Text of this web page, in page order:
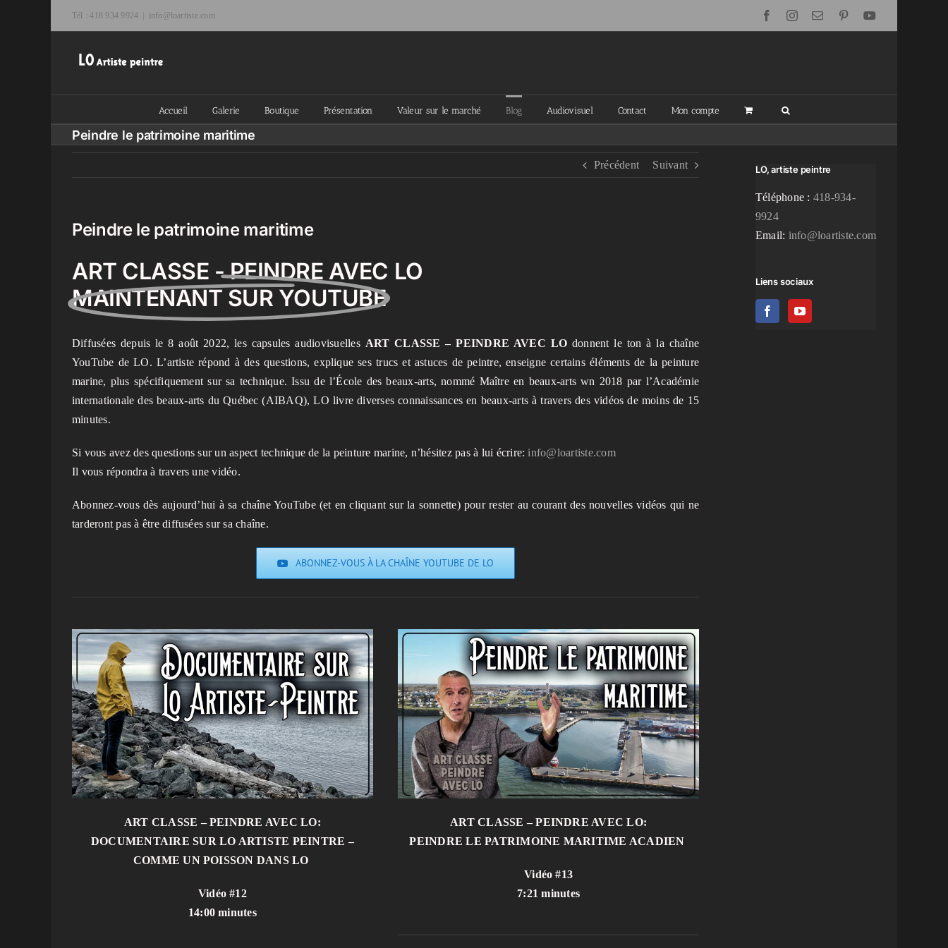
Tél : 418 934 9924 info@loartiste.com FacebookInstagram
Email Pinterest
Accueil Galerie Boutique Présentation Valeur sur le marché Blog Audiovisuel Contact Mon compte
Peindre le patrimoine maritime
Précédent Suivant
Peindre le patrimoine maritime
ART CLASSE - PEINDRE AVEC LO
MAINTENANT SUR YOUTUBE
Diffusées depuis le 8 août 2022, les capsules audiovisuelles ART CLASSE – PEINDRE AVEC LO donnent le ton à la chaîne
YouTube de LO. L’artiste répond à des questions, explique ses trucs et astuces de peintre, enseigne certains éléments de la peinture
marine, plus spécifiquement sur sa technique. Issu de l’École des beaux-arts, nommé Maître en beaux-arts wn 2018 par l’Académie
internationale des beaux-arts du Québec (AIBAQ), LO livre diverses connaissances en beaux-arts à travers des vidéos de moins de 15
minutes.
Si vous avez des questions sur un aspect technique de la peinture marine, n’hésitez pas à lui écrire:info@loartiste.com
Il vous répondra à travers une vidéo.
Abonnez-vous dès aujourd’hui à sa chaîne YouTube (et en cliquant sur la sonnette) pour rester au courant des nouvelles vidéos qui ne
tarderont pas à être diffusées sur sa chaîne.
ABONNEZ-VOUS À LA CHAÎNE YOUTUBE DE LO
ART CLASSE – PEINDRE AVEC LO:
DOCUMENTAIRE SUR LO ARTISTE PEINTRE –
COMME UN POISSON DANS LO
Vidéo #12
14:00 minutes
ART CLASSE – PEINDRE AVEC LO:
PEINDRE LE PATRIMOINE MARITIME ACADIEN
Vidéo #13
7:21 minutes
LO, artiste peintre
Téléphone : 418-934-
9924
Email: info@loartiste.com
Liens sociaux